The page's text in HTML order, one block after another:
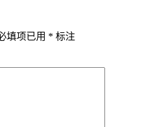
填项已用 * 标注